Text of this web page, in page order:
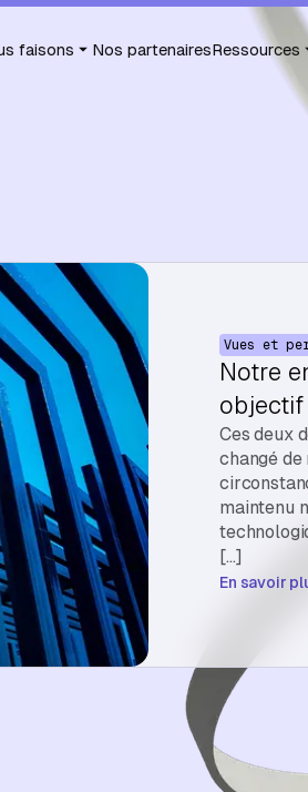
faisons Nos partenairesRessources
Vues et
Notre
objectif
Ces deux
changé de
maintenu
[…]
En savoir